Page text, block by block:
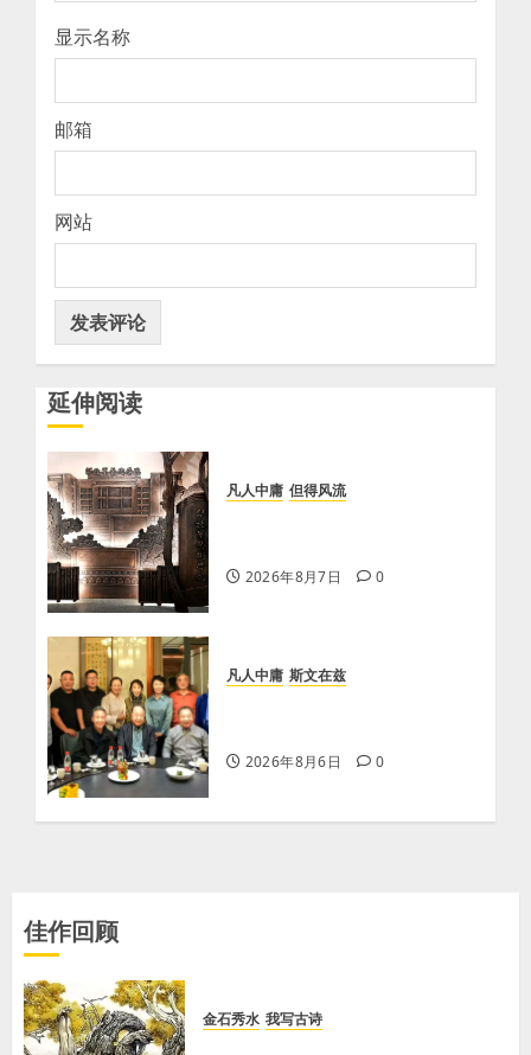
显示名称
邮箱
网站
延伸阅读
凡人中庸 但得风流
2026年8月7日 0
凡人中庸 斯文在兹
2026年8月6日 0
佳作回顾
金石秀水 我写古诗